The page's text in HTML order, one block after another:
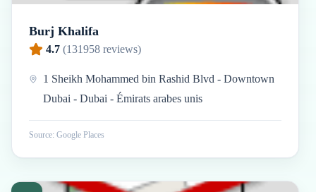
Burj Khalifa
4.7 (131958 reviews)
1 Sheikh Mohammed bin Rashid Blvd - Downtown
Dubai - Dubai - Émirats arabes unis
Source: Google Places